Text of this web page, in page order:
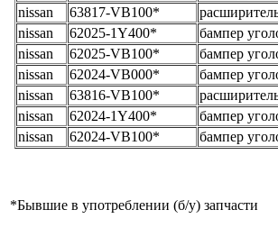
nissan
63817-VB100*
nissan
62025-1Y400*
бампер
nissan
62025-VB100*
бампер
nissan
62024-VB000*
бампер
nissan
63816-VB100*
nissan
62024-1Y400*
бампер
nissan
62024-VB100*
бампер
*Бывшие в употреблении (б/y) запчасти